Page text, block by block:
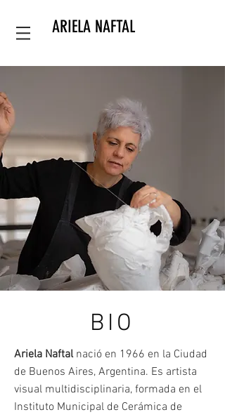
ARIELA NAFTAL
BIO
Ariela Naftal nació en 1966 en la Ciudad
de Buenos Aires, Argentina. Es artista
visual multidisciplinaria, formada en el
Instituto Municipal de Cerámica de